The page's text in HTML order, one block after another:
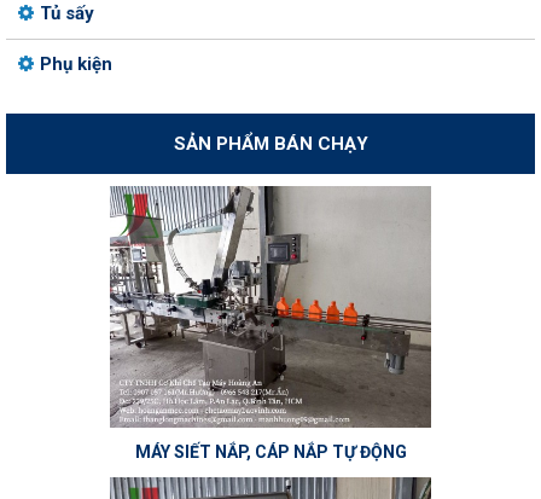
Tủ sấy
Phụ kiện
SẢN PHẨM BÁN CHẠY
MÁY SIẾT NẮP, CÁP NẮP TỰ ĐỘNG